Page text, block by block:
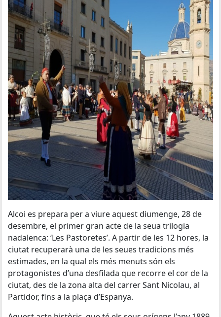
Alcoi es prepara per a viure aquest diumenge, 28 de
desembre, el primer gran acte de la seua trilogia
nadalenca: ‘Les Pastoretes’. A partir de les 12 hores, la
ciutat recuperarà una de les seues tradicions més
estimades, en la qual els més menuts són els
protagonistes d’una desfilada que recorre el cor de la
ciutat, des de la zona alta del carrer Sant Nicolau, al
Partidor, fins a la plaça d’Espanya.